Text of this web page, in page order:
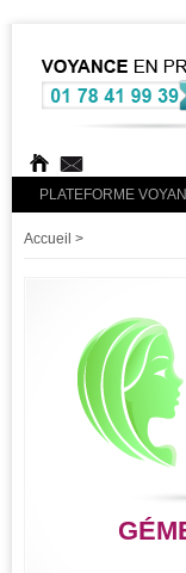
PLATEFORME
Accueil >